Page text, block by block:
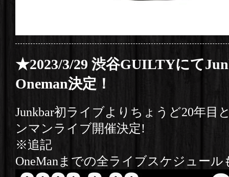
★2023/3/29 渋谷GUILTYにて
Oneman決定！
Junkbar初ライブよりちょうど20年目
ンマンライブ開催決定!
※追記
OneManまでの全ライブスケジュール